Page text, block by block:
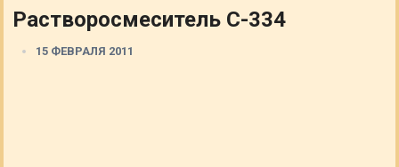
Растворосмеситель С-334
15 ФЕВРАЛЯ 2011